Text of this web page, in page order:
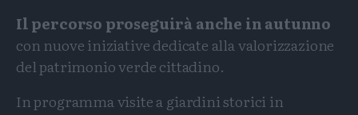
Il percorso proseguirà anche in autunno
con nuove iniziative dedicate alla valorizzazione
del patrimonio verde cittadino.
In programma visite a giardini storici in